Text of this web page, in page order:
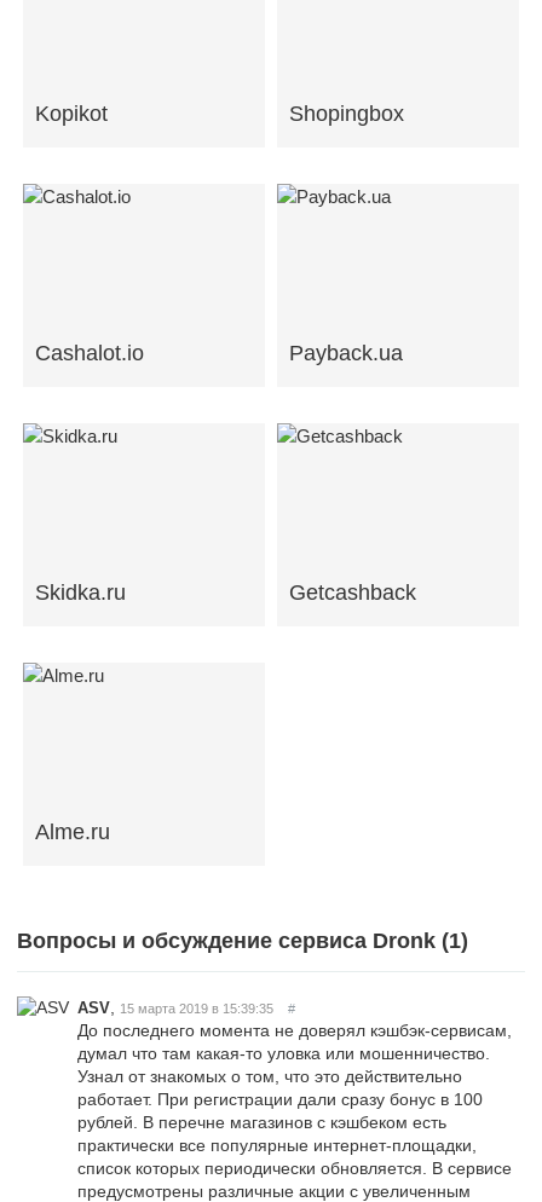
Kopikot Shopingbox
Cashalot.io Payback.ua
Skidka.ru Getcashback
Alme.ru
Вопросы и обсуждение сервиса Dronk (1)
ASV 15 марта 2019 в 15:39:35 #
До последнего момента не доверял кэшбэк-сервисам,
думал что там какая-то уловка или мошенничество.
Узнал от знакомых о том, что это действительно
работает. При регистрации дали сразу бонус в 100
рублей. В перечне магазинов с кэшбеком есть
практически все популярные интернет-площадки,
список которых периодически обновляется. В сервисе
предусмотрены различные акции с увеличенным